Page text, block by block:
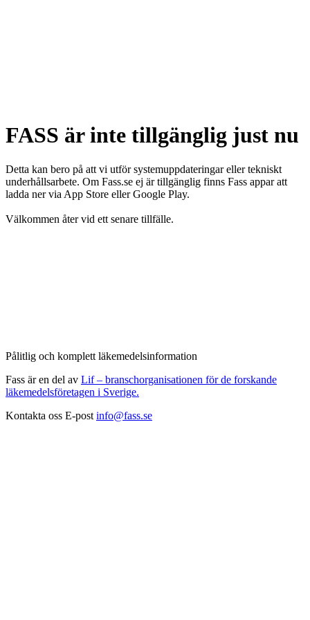
FASS är inte tillgänglig just nu
Detta kan bero på att vi utför systemuppdateringar eller tekniskt
underhållsarbete. Om Fass.se ej är tillgänglig finns Fass appar att
ladda ner via App Store eller Google Play.
Välkommen åter vid ett senare tillfälle.
Pålitlig och komplett läkemedelsinformation
Fass är en del av Lif – branschorganisationen för de forskande
läkemedelsföretagen i Sverige.
Kontakta oss E-post info@fass.se